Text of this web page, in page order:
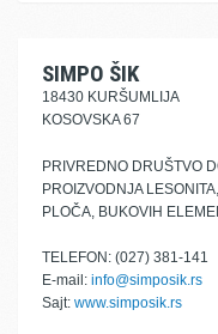
SIMPO ŠIK
18430 KURŠUMLIJA
KOSOVSKA 67
PRIVREDNO DRUŠTVO
PROIZVODNJA
PLOČA, BUKOVIH
TELEFON: (027) 381-141
E-mail: info@simposik.rs
Sajt: www.simposik.rs